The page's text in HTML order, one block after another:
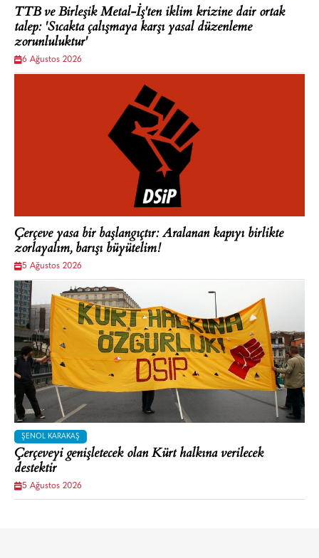
TTB ve Birleşik Metal-İş'ten iklim krizine dair ortak
talep: 'Sıcakta çalışmaya karşı yasal düzenleme
zorunluluktur'
6 Ağustos 2026
Çerçeve yasa bir başlangıçtır: Aralanan kapıyı birlikte
zorlayalım, barışı büyütelim!
5 Ağustos 2026
ŞENOL KARAKAŞ
Çerçeveyi genişletecek olan Kürt halkına verilecek
destektir
5 Ağustos 2026